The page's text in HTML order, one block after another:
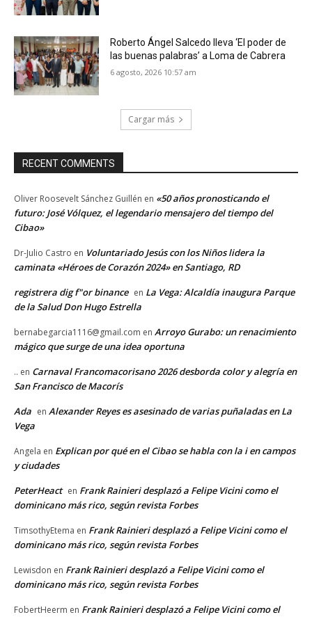
Roberto Ángel Salcedo lleva ‘El poder de
las buenas palabras’ a Loma de Cabrera
6 agosto, 2026 10:57 am
Cargar más
RECENT COMMENTS
Oliver Roosevelt Sánchez Guillén en «50 años pronosticando el
futuro: José Vólquez, el legendario mensajero del tiempo del
Cibao»
Dr-Julio Castro en Voluntariado Jesús con los Niños lidera la
caminata «Héroes de Corazón 2024» en Santiago, RD
registrera dig f"or binance en La Vega: Alcaldía inaugura Parque
de la Salud Don Hugo Estrella
bernabegarcia1116@gmail.com en Arroyo Gurabo: un renacimiento
mágico que surge de una idea oportuna
.. en Carnaval Francomacorisano 2026 desborda color y alegría en
San Francisco de Macorís
Ada en Alexander Reyes es asesinado de varias puñaladas en La
Vega
Angela en Explican por qué en el Cibao se habla con la i en campos
y ciudades
PeterHeact en Frank Rainieri desplazó a Felipe Vicini como el
dominicano más rico, según revista Forbes
TimsothyEtema en Frank Rainieri desplazó a Felipe Vicini como el
dominicano más rico, según revista Forbes
Lewisdon en Frank Rainieri desplazó a Felipe Vicini como el
dominicano más rico, según revista Forbes
FobertHeerm en Frank Rainieri desplazó a Felipe Vicini como el